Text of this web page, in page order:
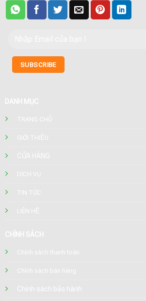
DANH MỤC
TRANG CHỦ
GIỚI THIỆU
CỬA HÀNG
DỊCH VỤ
TIN TỨC
LIÊN HỆ
CHÍNH SÁCH
Chính sách thanh toán
Chính sách bán hàng
Chính sách bảo hành